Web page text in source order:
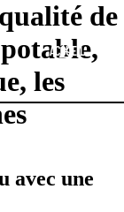
ACCUEIL
de
les
avec une